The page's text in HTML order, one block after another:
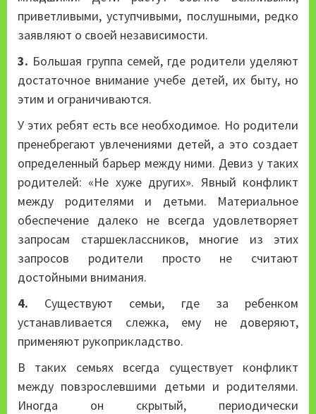
приветливыми, уступчивыми, послушными, редко
заявляют о своей независимости.
3. Большая группа семей, где родители уделяют
достаточное внимание учебе детей, их быту, но
этим и ограничиваются.
У этих ребят есть все необходимое. Но родители
пренебрегают увлечениями детей, а это создает
определенный барьер между ними. Девиз у таких
родителей: «Не хуже других». Явный конфликт
между родителями и детьми. Материальное
обеспечение далеко не всегда удовлетворяет
запросам старшеклассников, многие из этих
запросов родители просто не считают
достойными внимания.
4. Существуют семьи, где за ребенком
устанавливается слежка, ему не доверяют,
применяют рукоприкладство.
В таких семьях всегда существует конфликт
между повзрослевшими детьми и родителями.
Иногда он скрытый, периодически